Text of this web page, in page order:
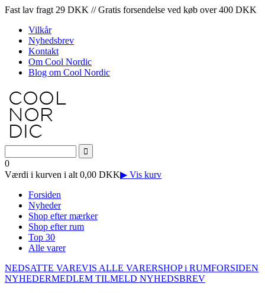
Fast lav fragt 29 DKK // Gratis forsendelse ved køb over 400 DKK
Vilkår
Nyhedsbrev
Kontakt
Om Cool Nordic
Blog om Cool Nordic
0
Værdi i kurven i alt 0,00 DKK▶ Vis kurv
Forsiden
Nyheder
Shop efter mærker
Shop efter rum
Top 30
Alle varer
NEDSATTE VAREVIS ALLE VARERSHOP i RUMFORSIDEN
NYHEDERMEDLEM TILMELD NYHEDSBREV